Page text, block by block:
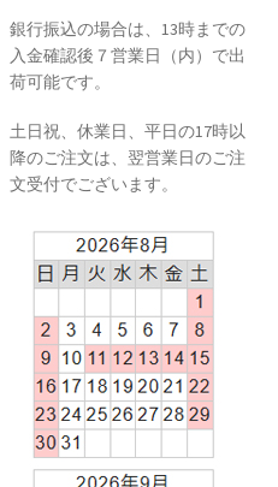
銀行振込の場合は、13時までの
入金確認後７営業日（内）で出
荷可能です。
土日祝、休業日、平日の17時以
降のご注文は、翌営業日のご注
文受付でございます。